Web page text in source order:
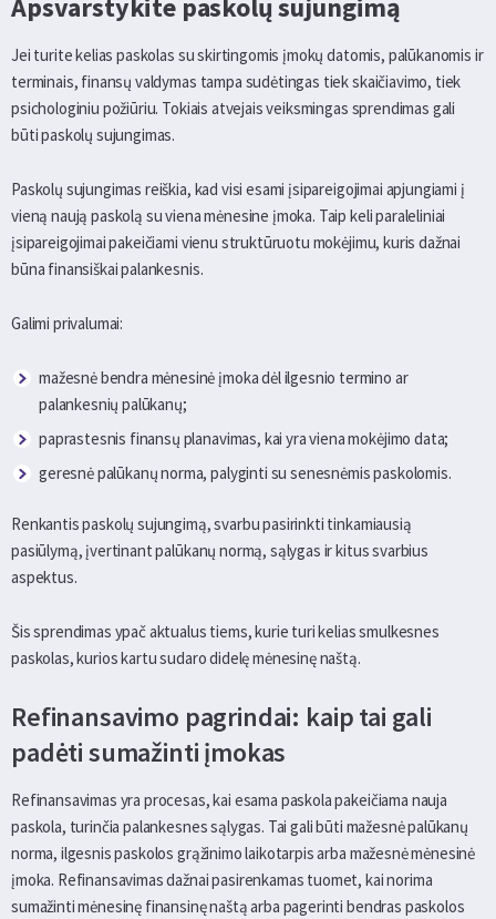
Apsvarstykite paskolų sujungimą
Jei turite kelias paskolas su skirtingomis įmokų datomis, palūkanomis ir
terminais, finansų valdymas tampa sudėtingas tiek skaičiavimo, tiek
psichologiniu požiūriu. Tokiais atvejais veiksmingas sprendimas gali
būti paskolų sujungimas.
Paskolų sujungimas reiškia, kad visi esami įsipareigojimai apjungiami į
vieną naują paskolą su viena mėnesine įmoka. Taip keli paraleliniai
įsipareigojimai pakeičiami vienu struktūruotu mokėjimu, kuris dažnai
būna finansiškai palankesnis.
Galimi privalumai:
mažesnė bendra mėnesinė įmoka dėl ilgesnio termino ar
palankesnių palūkanų;
paprastesnis finansų planavimas, kai yra viena mokėjimo data;
geresnė palūkanų norma, palyginti su senesnėmis paskolomis.
Renkantis paskolų sujungimą, svarbu pasirinkti tinkamiausią
pasiūlymą, įvertinant palūkanų normą, sąlygas ir kitus svarbius
aspektus.
Šis sprendimas ypač aktualus tiems, kurie turi kelias smulkesnes
paskolas, kurios kartu sudaro didelę mėnesinę naštą.
Refinansavimo pagrindai: kaip tai gali
padėti sumažinti įmokas
Refinansavimas yra procesas, kai esama paskola pakeičiama nauja
paskola, turinčia palankesnes sąlygas. Tai gali būti mažesnė palūkanų
norma, ilgesnis paskolos grąžinimo laikotarpis arba mažesnė mėnesinė
įmoka. Refinansavimas dažnai pasirenkamas tuomet, kai norima
sumažinti mėnesinę finansinę naštą arba pagerinti bendras paskolos